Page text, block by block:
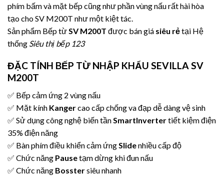
phím bấm và mặt bếp cũng như phần vùng nấu rất hài hòa
tạo cho SV M200T như một kiệt tác.
Sản phẩm Bếp từ SV M200T được bán giá siêu rẻtại Hệ
thống Siêu thị bếp 123
ĐẶC TÍNH BẾP TỪ NHẬP KHẨU SEVILLA SV
M200T
✅ Bếp cảm ứng 2 vùng nấu
✅ Mặt kính Kangercao cấp chống va đạp dễ dàng vệ sinh
✅ Sử dụng công nghệ biến tầnSmartInvertertiết kiệm điện
35% điện năng
✅ Bàn phím điều khiển cảm ứngSlidenhiều cấp độ
✅ Chức năng Pausetạm dừng khi đun nấu
✅ Chức năng Bosstersiêu nhanh